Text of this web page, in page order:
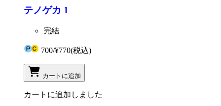
テノゲカ 1
完結
700/¥770(税込)
カートに追加
カートに追加しました